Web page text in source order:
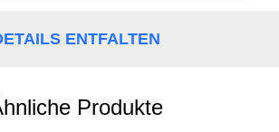
ENTFALTEN
Produkte